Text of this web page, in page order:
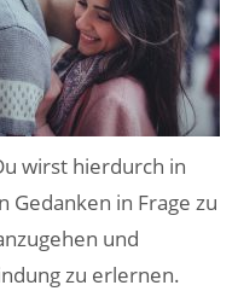
wirst hierdurch in
Gedanken in Frage zu
und
zu erlernen.